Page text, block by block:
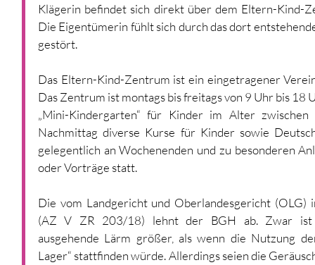
Klägerin befindet sich direkt über dem Eltern-Kind-
Die Eigentümerin fühlt sich durch das dort
gestört.
Das Eltern-Kind-Zentrum ist ein eingetragener
Das Zentrum ist montags bis freitags von 9 Uhr bis 18
„Mini-Kindergarten“ für Kinder im Alter
Nachmittag diverse Kurse für Kinder sowie
gelegentlich an Wochenenden und zu besonderen
oder Vorträge statt.
Die vom Landgericht und Oberlandesgericht (OLG)
(AZ V ZR 203/18) lehnt der BGH ab. Zwar ist
ausgehende Lärm größer, als wenn die Nutzung
Lager“ stattfinden würde. Allerdings seien die